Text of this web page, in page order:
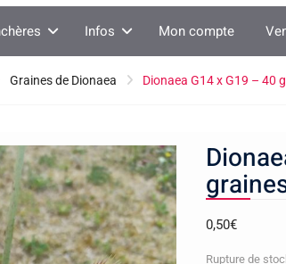
Infos Mon compte
Graines de Dionaea Dionaea G14 x G19 – 40
0,50€
Rupture de